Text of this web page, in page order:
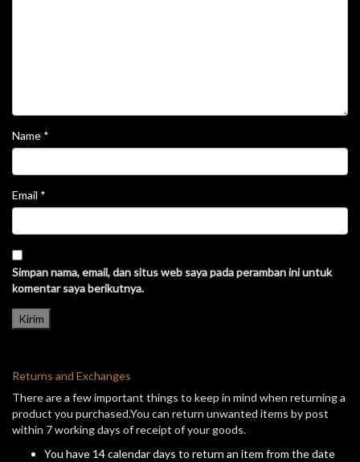
Name *
Email *
Simpan nama, email, dan situs web saya pada peramban ini untuk
komentar saya berikutnya.
Returns and Exchanges
There are a few important things to keep in mind when returning a
product you purchased.You can return unwanted items by post
within 7 working days of receipt of your goods.
You have 14 calendar days to return an item from the date